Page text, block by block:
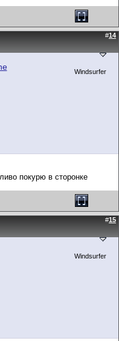
#14
Windsurfer
покурю в сторонке
#15
Windsurfer